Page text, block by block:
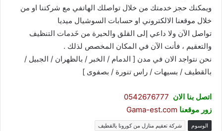
ويمكنك حجز خدمتك من خلال تواصلك الهاتفي مع شركتنا او من
خلال موقعنا الالكتروني او حسابات السوشيال ميديا
تواصل الآن ولا داعي إلى القلق والحيرة من خَدمات التنظيف
والتعقيم ، فأنت الآن في المكان المخصص لذلك .
نحن نتواجد الان في مدن [ الدمام / الخبر / بالظهران / الجبيل /
بالقطيف / بسيهات / راس تنورة / بصفوى ]
اتصل بنا الان 0542676777
زور موقعنا Gama-est.com
الوسوم شركة تعقيم منازل من كورونا بالقطيف